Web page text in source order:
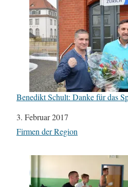
Benedikt Schult: Danke für das
Datum
3. Februar 2017
In Bezug auf
Firmen der Region